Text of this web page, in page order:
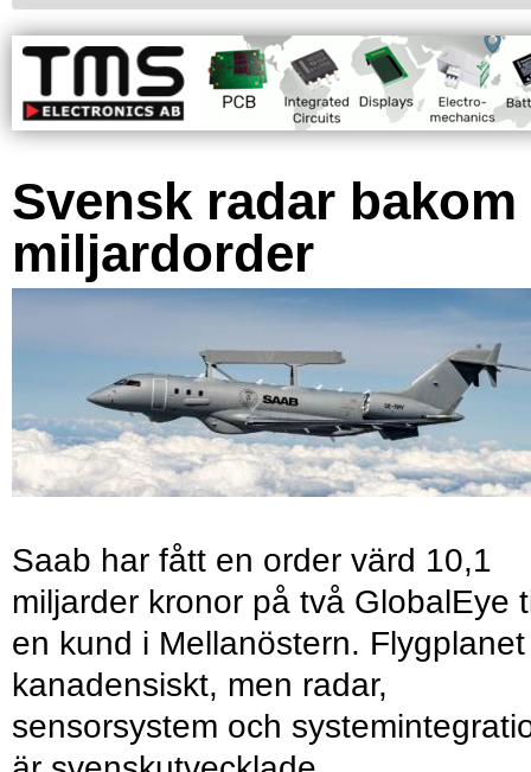
Svensk radar bakom
miljardorder
Saab har fått en order värd 10,1
miljarder kronor på två GlobalEye
en kund i Mellanöstern.
kanadensiskt, men radar,
sensorsystem och